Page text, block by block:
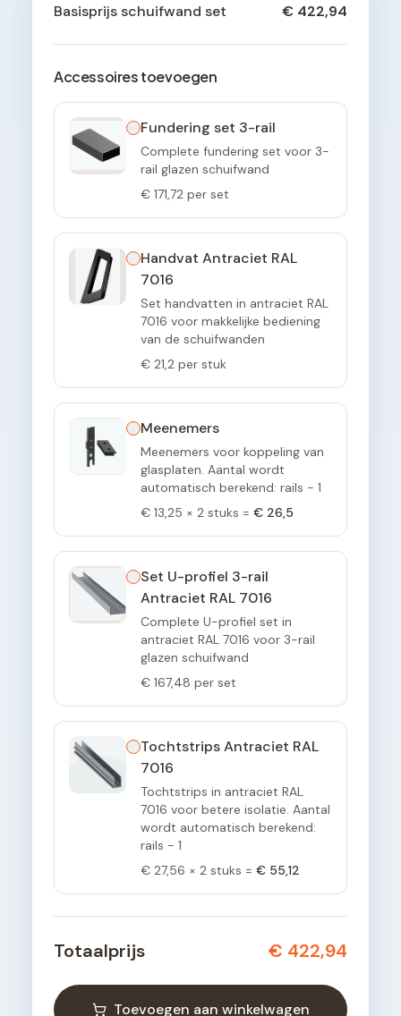
Basisprijs schuifwand set € 422,94
Accessoires toevoegen
Fundering set 3-rail
Complete fundering set voor 3-
rail glazen schuifwand
€ 171,72 per set
Handvat Antraciet RAL
7016
Set handvatten in antraciet RAL
7016 voor makkelijke bediening
van de schuifwanden
€ 21,2 per stuk
Meenemers
Meenemers voor koppeling van
glasplaten. Aantal wordt
automatisch berekend: rails - 1
€ 13,25 × 2 stuks = € 26,5
Set U-profiel 3-rail
Antraciet RAL 7016
Complete U-profiel set in
antraciet RAL 7016 voor 3-rail
glazen schuifwand
€ 167,48 per set
Tochtstrips Antraciet RAL
7016
Tochtstrips in antraciet RAL
7016 voor betere isolatie. Aantal
wordt automatisch berekend:
rails - 1
€ 27,56 × 2 stuks = € 55,12
Totaalprijs € 422,94
Toevoegen aan winkelwagen